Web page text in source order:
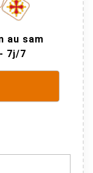
au sam
7j/7